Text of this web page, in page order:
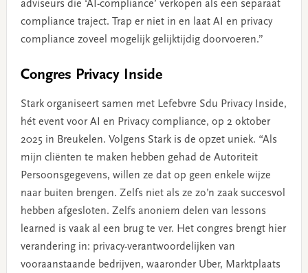
adviseurs die ‘AI-compliance’ verkopen als een separaat
compliance traject. Trap er niet in en laat AI en privacy
compliance zoveel mogelijk gelijktijdig doorvoeren.”
Congres Privacy Inside
Stark organiseert samen met Lefebvre Sdu Privacy Inside,
hét event voor AI en Privacy compliance, op 2 oktober
2025 in Breukelen. Volgens Stark is de opzet uniek. “Als
mijn cliënten te maken hebben gehad de Autoriteit
Persoonsgegevens, willen ze dat op geen enkele wijze
naar buiten brengen. Zelfs niet als ze zo’n zaak succesvol
hebben afgesloten. Zelfs anoniem delen van lessons
learned is vaak al een brug te ver. Het congres brengt hier
verandering in: privacy-verantwoordelijken van
vooraanstaande bedrijven, waaronder Uber, Marktplaats